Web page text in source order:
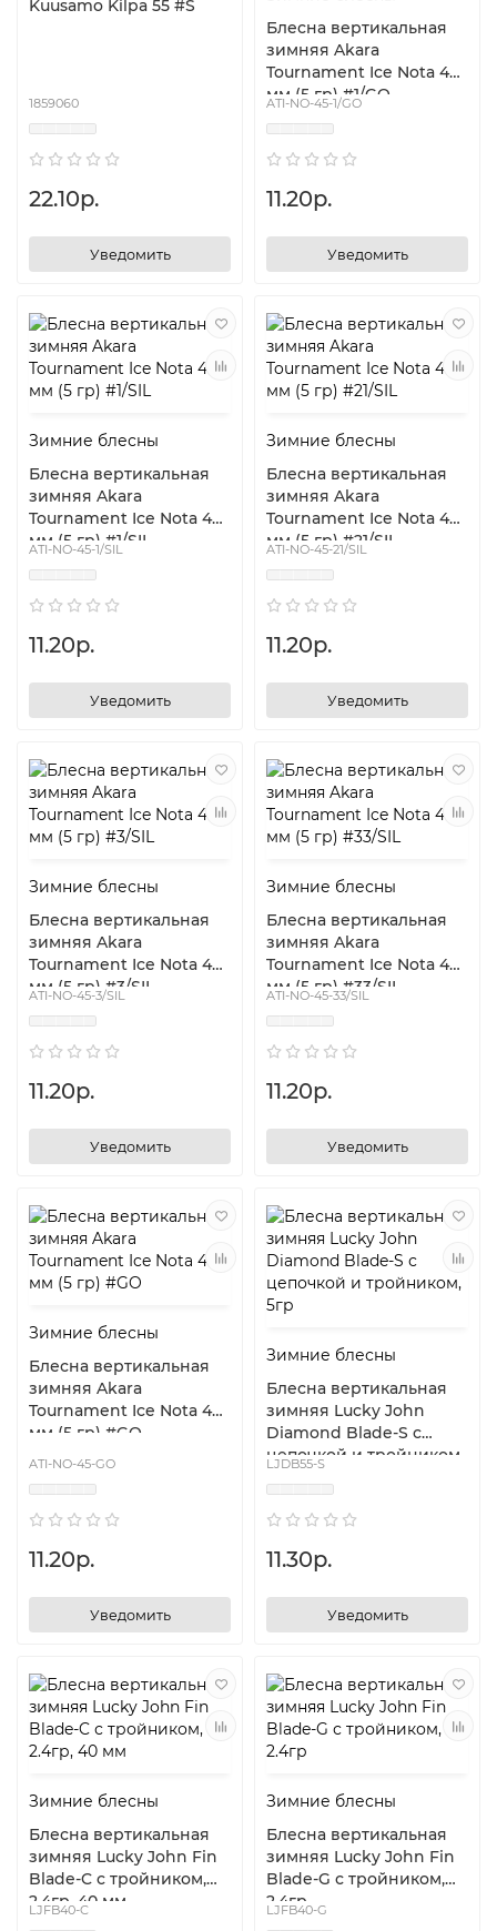
Kuusamo Kilpa 55 #S
1859060
22.10р.
Уведомить
Блесна вертикальная
зимняя Akara
Tournament Ice Nota 45
мм (5 гр) #1/GO
ATI-NO-45-1/GO
11.20р.
Уведомить
Зимние блесны
Блесна вертикальная
зимняя Akara
Tournament Ice Nota 45
мм (5 гр) #1/SIL
ATI-NO-45-1/SIL
11.20р.
Уведомить
Зимние блесны
Блесна вертикальная
зимняя Akara
Tournament Ice Nota 45
мм (5 гр) #21/SIL
ATI-NO-45-21/SIL
11.20р.
Уведомить
Зимние блесны
Блесна вертикальная
зимняя Akara
Tournament Ice Nota 45
мм (5 гр) #3/SIL
ATI-NO-45-3/SIL
11.20р.
Уведомить
Зимние блесны
Блесна вертикальная
зимняя Akara
Tournament Ice Nota 45
мм (5 гр) #33/SIL
ATI-NO-45-33/SIL
11.20р.
Уведомить
Зимние блесны
Блесна вертикальная
зимняя Akara
Tournament Ice Nota 45
мм (5 гр) #GO
ATI-NO-45-GO
11.20р.
Уведомить
Зимние блесны
Блесна вертикальная
зимняя Lucky John
Diamond Blade-S с
цепочкой и тройником,
LJDB55-S
11.30р.
Уведомить
Зимние блесны
Блесна вертикальная
зимняя Lucky John Fin
Blade-C с тройником,
2.4гр, 40 мм
LJFB40-C
Зимние блесны
Блесна вертикальная
зимняя Lucky John Fin
Blade-G с тройником,
2.4гр
LJFB40-G